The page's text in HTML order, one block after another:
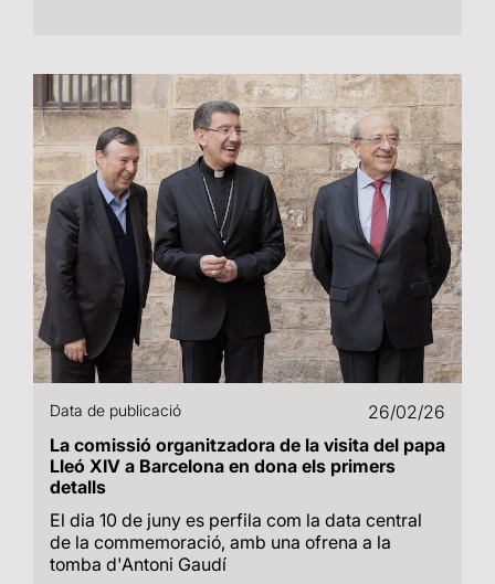
Data de publicació
26/02/26
La comissió organitzadora de la visita del papa
Lleó XIV a Barcelona en dona els primers
detalls
El dia 10 de juny es perfila com la data central
de la commemoració, amb una ofrena a la
tomba d'Antoni Gaudí